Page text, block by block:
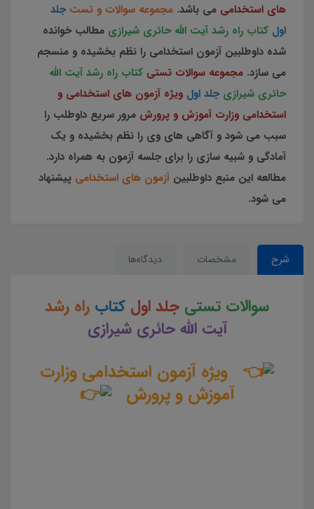
های استخدامی می باشد. مجموعه سوالات و تستجلد
اول کتاب راه رشد آیت الله حائری شیرازی مطالب خوانده
شده داوطلبین آزمون استخدامی را نظم بخشیده و منسجم
می سازد. مجموعه سوالات تستی کتاب راه رشد آیت الله
حائری شیرازیجلد اول ویژه آزمون های استخدامی و
استخدامی وزارت آموزش و پرورش مرور سریع داوطلب را
سبب می شود و آگاهی های وی را نظم بخشیده و یک
آمادگی و شبیه سازی را برای جلسه آزمون به همراه دارد.
مطالعه این منبع داوطلبین آزمون های استخدامی پیشنهاد
می شود.
شرح مشخصات دیدگاه‌ها
سوالات تستی جلد اول کتاب راه رشد
آیت الله حائری شیرازی
ویژه آزمون استخدامی وزارت
آموزش و پرورش